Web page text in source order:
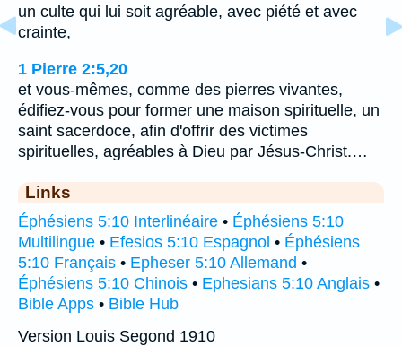
un culte qui lui soit agréable, avec piété et avec
crainte,
1 Pierre 2:5,20
et vous-mêmes, comme des pierres vivantes,
édifiez-vous pour former une maison spirituelle, un
saint sacerdoce, afin d'offrir des victimes
spirituelles, agréables à Dieu par Jésus-Christ.…
Links
Éphésiens 5:10 Interlinéaire • Éphésiens 5:10
Multilingue • Efesios 5:10 Espagnol • Éphésiens
5:10 Français • Epheser 5:10 Allemand •
Éphésiens 5:10 Chinois • Ephesians 5:10 Anglais •
Bible Apps • Bible Hub
Version Louis Segond 1910